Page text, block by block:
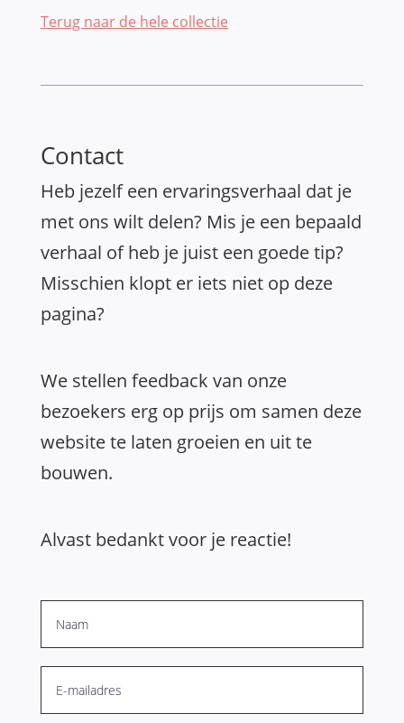
Terug naar de hele collectie
Contact
Heb jezelf een ervaringsverhaal dat je
met ons wilt delen? Mis je een bepaald
verhaal of heb je juist een goede tip?
Misschien klopt er iets niet op deze
pagina?
We stellen feedback van onze
bezoekers erg op prijs om samen deze
website te laten groeien en uit te
bouwen.
Alvast bedankt voor je reactie!